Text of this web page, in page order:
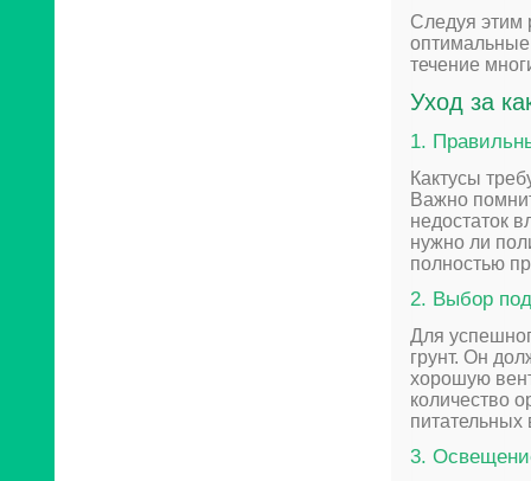
Следуя этим
течение
Уход за
1.
Кактусы
Важно
недостаток
нужно ли
полностью
2. Выбор
Для
грунт. Он
хорошую
количество
питательных
3.